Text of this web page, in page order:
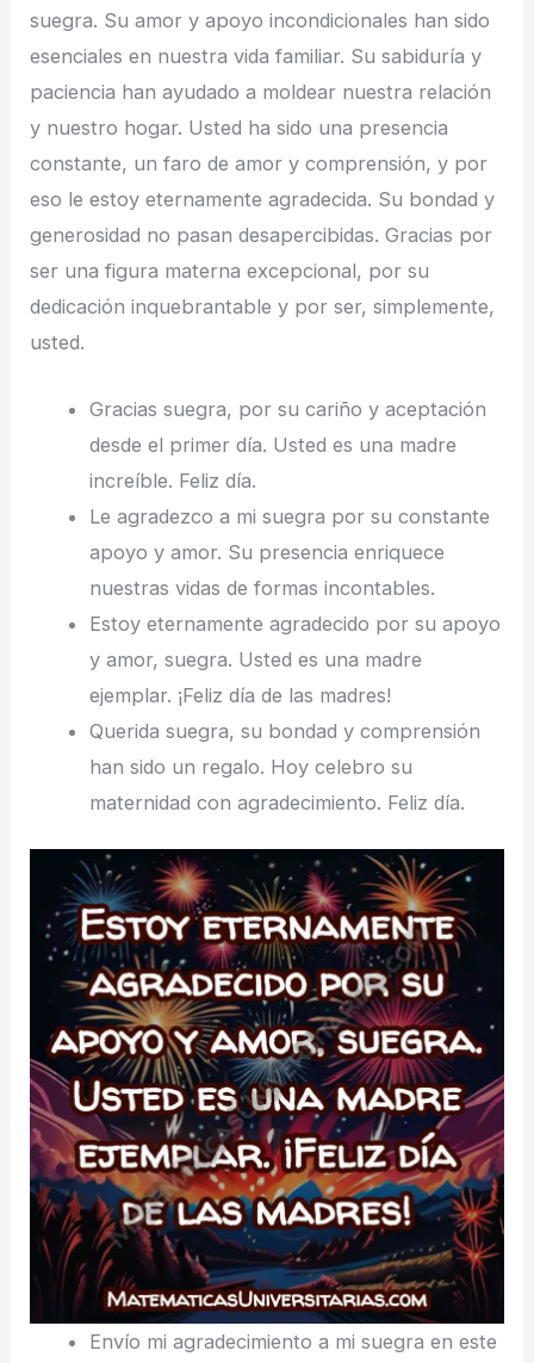
suegra. Su amor y apoyo incondicionales han sido
esenciales en nuestra vida familiar. Su sabiduría y
paciencia han ayudado a moldear nuestra relación
y nuestro hogar. Usted ha sido una presencia
constante, un faro de amor y comprensión, y por
eso le estoy eternamente agradecida. Su bondad y
generosidad no pasan desapercibidas. Gracias por
ser una figura materna excepcional, por su
dedicación inquebrantable y por ser, simplemente,
usted.
Gracias suegra, por su cariño y aceptación
desde el primer día. Usted es una madre
increíble. Feliz día.
Le agradezco a mi suegra por su constante
apoyo y amor. Su presencia enriquece
nuestras vidas de formas incontables.
Estoy eternamente agradecido por su apoyo
y amor, suegra. Usted es una madre
ejemplar. ¡Feliz día de las madres!
Querida suegra, su bondad y comprensión
han sido un regalo. Hoy celebro su
maternidad con agradecimiento. Feliz día.
Envío mi agradecimiento a mi suegra en este